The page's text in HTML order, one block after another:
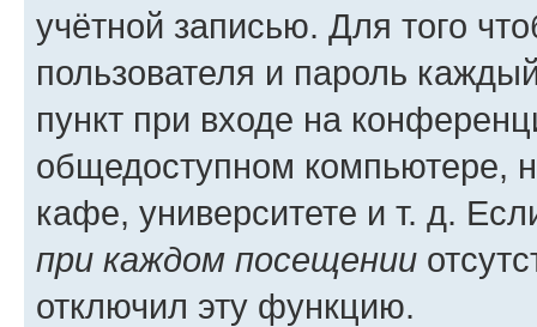
учётной записью. Для того
пользователя и пароль
пункт при входе на
общедоступном компьютере,
кафе, университете и т. д.
при каждом посещении
отключил эту функцию.